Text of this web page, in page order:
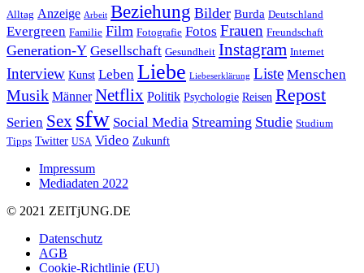
Alltag Anzeige Arbeit Beziehung Bilder Burda Deutschland
Evergreen Familie Film Fotografie Fotos Frauen Freundschaft
Generation-Y Gesellschaft Gesundheit Instagram Internet
Interview Kunst Leben Liebe Liebeserklärung Liste Menschen
Musik Männer Netflix Politik Psychologie Reisen Repost
Serien Sex sfw Social Media Streaming Studie Studium
Tipps Twitter USA Video Zukunft
Impressum
Mediadaten 2022
© 2021 ZEITjUNG.DE
Datenschutz
AGB
Cookie-Richtlinie (EU)